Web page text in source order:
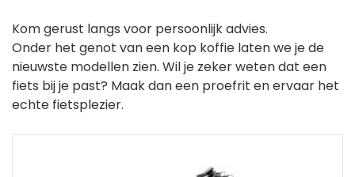
Kom gerust langs voor persoonlijk advies.
Onder het genot van een kop koffie laten we je de
nieuwste modellen zien. Wil je zeker weten dat een
fiets bij je past? Maak dan een proefrit en ervaar het
echte fietsplezier.